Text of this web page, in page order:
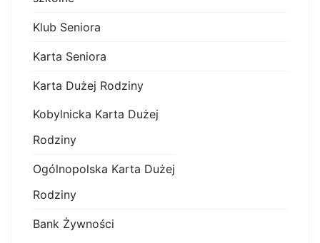
Klub Seniora
Karta Seniora
Karta Dużej Rodziny
Kobylnicka Karta Dużej
Rodziny
Ogólnopolska Karta Dużej
Rodziny
Bank Żywności